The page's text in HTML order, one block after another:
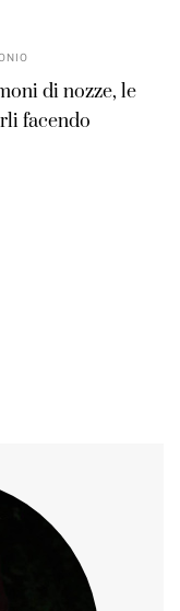
di nozze, le
facendo